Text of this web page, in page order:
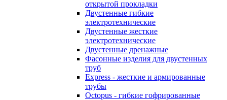
открытой прокладки
Двустенные гибкие
электротехнические
Двустенные жесткие
электротехнические
Двустенные дренажные
Фасонные изделия для двустенных
труб
Express - жесткие и армированные
трубы
Octopus - гибкие гофрированные